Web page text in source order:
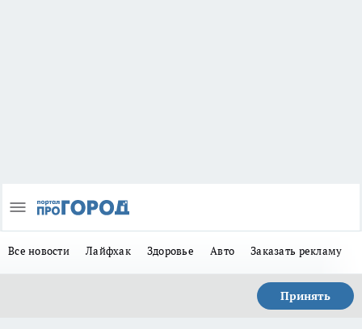
Все новости Лайфхак Здоровье Авто Заказать рекламу
Принять